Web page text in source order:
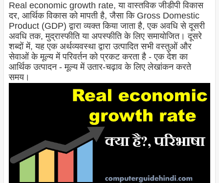
Real economic growth rate, या वास्तविक जीडीपी विकास
दर, आर्थिक विकास को मापती है, जैसा कि Gross Domestic
Product (GDP) द्वारा व्यक्त किया जाता है, एक अवधि से दूसरी
अवधि तक, मुद्रास्फीति या अपस्फीति के लिए समायोजित। दूसरे
शब्दों में, यह एक अर्थव्यवस्था द्वारा उत्पादित सभी वस्तुओं और
सेवाओं के मूल्य में परिवर्तन को प्रकट करता है - एक देश का
आर्थिक उत्पादन - मूल्य में उतार-चढ़ाव के लिए लेखांकन करते
समय।